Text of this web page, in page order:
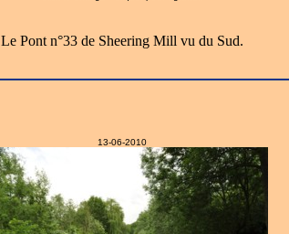
Le Pont n°33 de Sheering Mill vu du Sud.
13-06-2010